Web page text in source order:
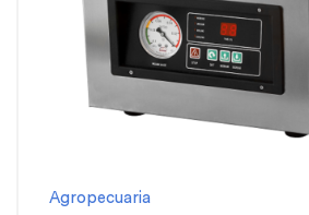
Agropecuaria